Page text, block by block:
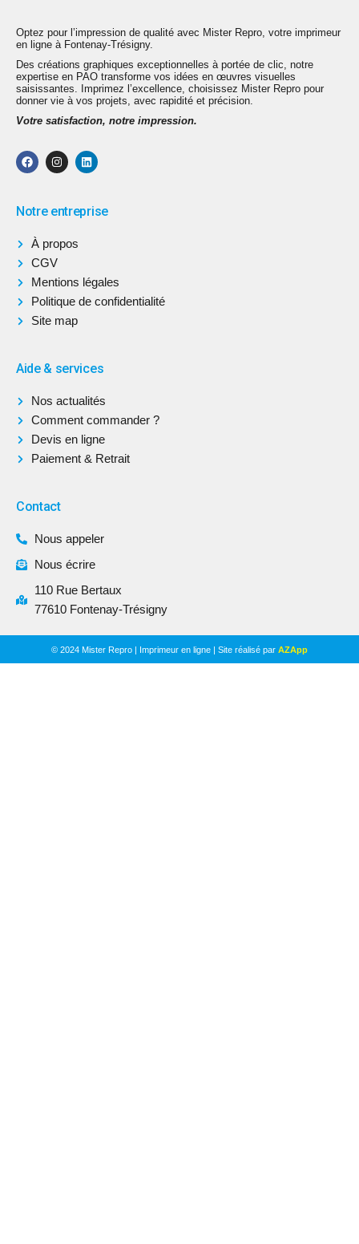
Optez pour l’impression de qualité avec Mister Repro, votre imprimeur
en ligne à Fontenay-Trésigny.
Des créations graphiques exceptionnelles à portée de clic, notre
expertise en PAO transforme vos idées en œuvres visuelles
saisissantes. Imprimez l’excellence, choisissez Mister Repro pour
donner vie à vos projets, avec rapidité et précision.
Votre satisfaction, notre impression.
Notre entreprise
À propos
CGV
Mentions légales
Politique de confidentialité
Site map
Aide & services
Nos actualités
Comment commander ?
Devis en ligne
Paiement & Retrait
Contact
Nous appeler
Nous écrire
110 Rue Bertaux
77610 Fontenay-Trésigny
© 2024 Mister Repro | Imprimeur en ligne | Site réalisé par AZApp